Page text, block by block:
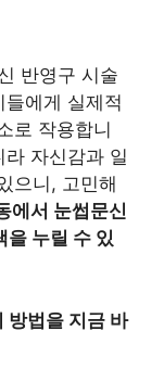
반영구 시술
에게 실제적
로 작용합니
자신감과 일
으니, 고민해
에서 눈썹문신
을 누릴 수 있
방법을 지금 바